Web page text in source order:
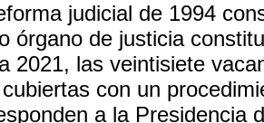
judicial de 1994
órgano de justicia
2021, las veintisiete
con un
a la Presidencia